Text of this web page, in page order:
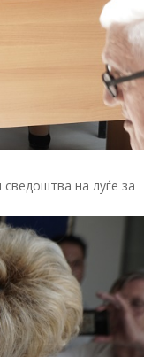
на луѓе за